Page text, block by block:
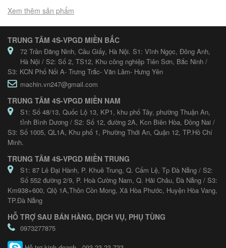
Xem thêm sản phẩm
TRUNG TÂM 4S-VPGD MIỀN BẮC
72 Trần Đăng Ninh, Cầu Giấy, Hà Nội. S1: Vĩnh Ngọc, Đông Anh,
Hà Nội / S2: Số 2, TS12, Khu công nghiệp Tiên Sơn, Bắc Ninh /
S3: KCN Phố Nối A- Trưng Trắc- Văn Lâm- Hưng Yên
machin.vn247@gmail.com
TRUNG TÂM 4S-VPGD MIỀN NAM
S1: Số 48/13, Quốc Lộ 13, KP1, khu phố Tây, phường Thuận An,
tỉnh Bình Dương / S2: Số 12, đường 2A, Kcn Biên Hòa, Đồng Nai /
S3: Số 1005, QL1A, Khu phố 1, Phường Thới An, Quận 12, TP.Hồ Chí
Minh.
TRUNG TÂM 4S-VPGD MIỀN TRUNG
S1: 87 Lê Đại Hành, P. Khuê Trung, Q. Cẩm Lệ, Tp Đà Nẵng / S2:
Số 552 đường 2/9, P. Hoà Cường Nam, Q. Hải Châu, Đà Nẵng / S3:
Km938+600, Qlộ 1A,Thôn Cồn Mong, Xã Hòa Phước, Huyện Hòa Vang,
TP.Đà Nẵng
HỖ TRỢ SAU BÁN HÀNG, DỊCH VỤ, PHỤ TÙNG
0973277875